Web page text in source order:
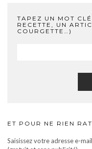
TAPEZ UN MOT
RECETTE, UN
COURGETTE…)
ET POUR NE RIEN
Saisissez votre adresse e-